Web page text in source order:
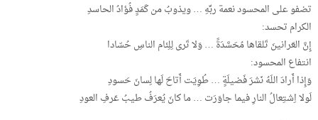
تضفو على المحسود نعمة ربِّهِ … ويذوبُ من كَمَدٍ فُؤادُ الحاسدِ
الكرام تحسد:
إِنَّ العَرانينَ تَلقاها مُحَسَّدَةً … وَلا تَرى لِلِئام الناسِ حُسّادا
انتفاع المحسود:
وَإِذا أَرادَ اللَهُ نَشرَ فَضيلَةٍ … طُوِيَت أَتاحَ لَها لِسانَ حَسودِ
لَولا اِشتِعالُ النارِ فيما جاوَرَت … ما كانَ يُعرَفُ طيبُ عَرفِ العودِ